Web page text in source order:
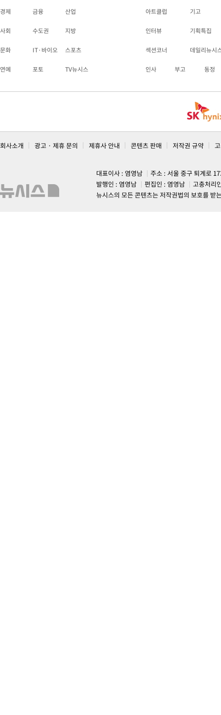
경제 금융 산업
사회 수도권 지방
문화 IT·바이오 스포츠
연예 포토 TV뉴시스
아트클럽 기고
인터뷰 기획특집
섹션코너 데일리뉴시
인사 부고 동정
회사소개 광고 · 제휴 문의 제휴사 안내 콘텐츠 판매 저작권 규약
대표이사 : 염영남
주소 : 서울 중구 퇴계로
발행인 : 염영남
편집인 : 염영남
고충처리
뉴시스의 모든 콘텐츠는 저작권법의 보호를